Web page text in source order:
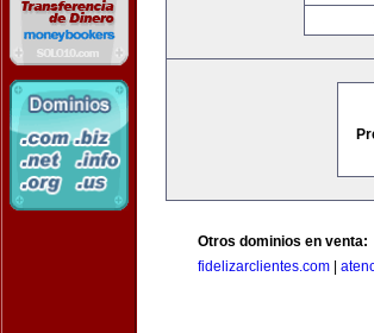
Otros dominios en venta:
fidelizarclientes.com